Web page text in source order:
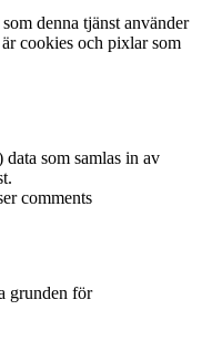
denna tjänst använder
cookies och pixlar som
som samlas in av
comments
grunden för